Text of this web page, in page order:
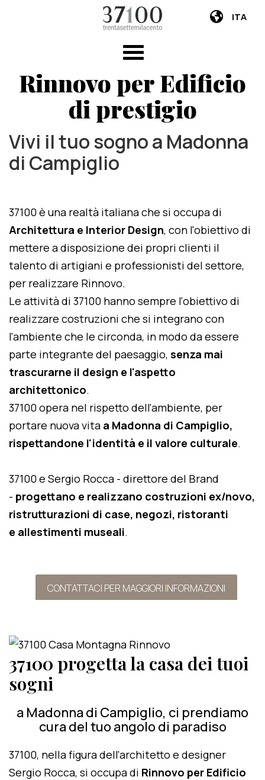
ITA
Rinnovo per Edificio
di prestigio
Vivi il tuo sogno a Madonna
di Campiglio
37100 è una realtà italiana che si occupa di
Architettura e Interior Design, con l'obiettivo di
mettere a disposizione dei propri clienti il
talento di artigiani e professionisti del settore,
per realizzare Rinnovo.
Le attività di 37100 hanno sempre l'obiettivo di
realizzare costruzioni che si integrano con
l'ambiente che le circonda, in modo da essere
parte integrante del paesaggio, senza mai
trascurarne il design e l'aspetto
architettonico.
37100 opera nel rispetto dell'ambiente, per
portare nuova vita a Madonna di Campiglio,
rispettandone l'identità e il valore culturale.
37100 e Sergio Rocca - direttore del Brand
- progettano e realizzano costruzioni ex/novo,
ristrutturazioni di case, negozi, ristoranti
e allestimenti museali.
CONTATTACI PER MAGGIORI INFORMAZIONI
37100 progetta la casa dei tuoi
sogni
a Madonna di Campiglio, ci prendiamo
cura del tuo angolo di paradiso
37100, nella figura dell'architetto e designer
Sergio Rocca, si occupa di Rinnovo per Edificio